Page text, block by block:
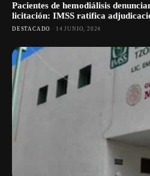
Pacientes de hemodiálisis
licitación: IMSS ratifica
DESTACADO 14 JUNIO, 2024